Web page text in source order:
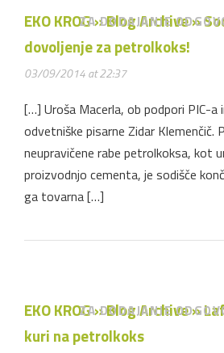
EKO KROG » Blog Archive »
dovoljenje za petrolkoks!
03/09/2014 at 22:37
ZA DODAJANJE
[…] Uroša Macerla, ob podpori PIC-a
odvetniške pisarne Zidar Klemenčič.
neupravičene rabe petrolkoksa, kot
proizvodnjo cementa, je sodišče
ga tovarna […]
EKO KROG » Blog Archive »
kuri na petrolkoks
ZA DODAJANJE